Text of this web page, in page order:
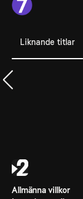
Liknande titlar
Allmänna villkor